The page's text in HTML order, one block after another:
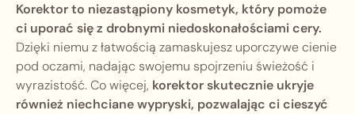
Korektor to niezastąpiony kosmetyk, który pomoże
ci uporać się z drobnymi niedoskonałościami cery.
Dzięki niemu z łatwością zamaskujesz uporczywe cienie
pod oczami, nadając swojemu spojrzeniu świeżość i
wyrazistość. Co więcej, korektor skutecznie ukryje
również niechciane wypryski, pozwalając ci cieszyć